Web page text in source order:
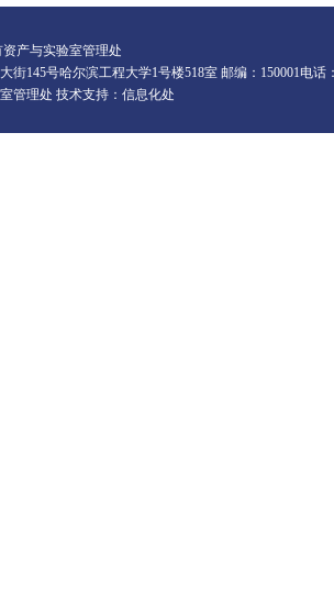
产与实验室管理处
街145号哈尔滨工程大学1号楼518室 邮编：150001电话
管理处 技术支持：信息化处